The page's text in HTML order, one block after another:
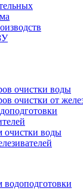
очистки воды
очистки от
очистки воды
водоподготовки